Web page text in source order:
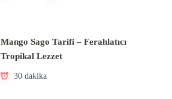
Mango Sago Tarifi – Ferahlatıcı
Tropikal Lezzet
30 dakika